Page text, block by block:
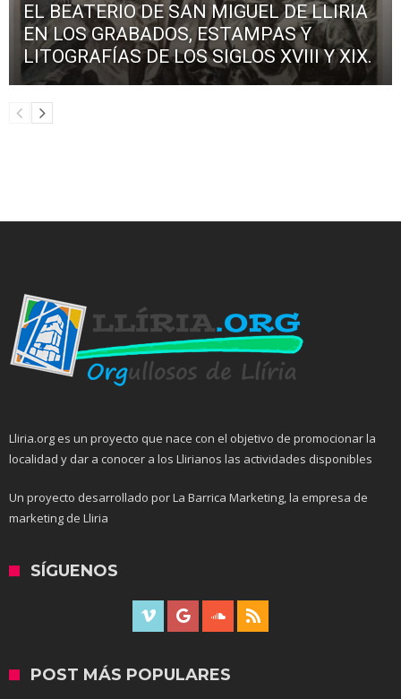
EL BEATERIO DE SAN MIGUEL DE LLIRIA
EN LOS GRABADOS, ESTAMPAS Y
LITOGRAFÍAS DE LOS SIGLOS XVIII Y XIX.
Lliria.org es un proyecto que nace con el objetivo de promocionar la
localidad y dar a conocer a los Llirianos las actividades disponibles
Un proyecto desarrollado por La Barrica Marketing, la empresa de
marketing de Lliria
SÍGUENOS
POST MÁS POPULARES